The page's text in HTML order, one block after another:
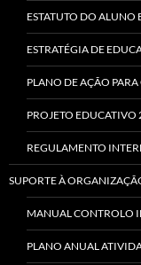
ESTATUTO DO ALUNO
ESTRATÉGIA DE
PLANO DE AÇÃO
PROJETO
REGULAMENTO
SUPORTE À
MANUAL CONTROLO
PLANO ANUAL